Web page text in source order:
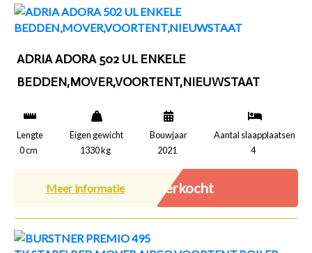
ADRIA ADORA 502 UL ENKELE
BEDDEN,MOVER,VOORTENT,NIEUWSTAAT
Lengte
0 cm
Eigen gewicht
1330 kg
Bouwjaar
2021
Aantal slaapplaatsen
4
Meer informatie Verkocht